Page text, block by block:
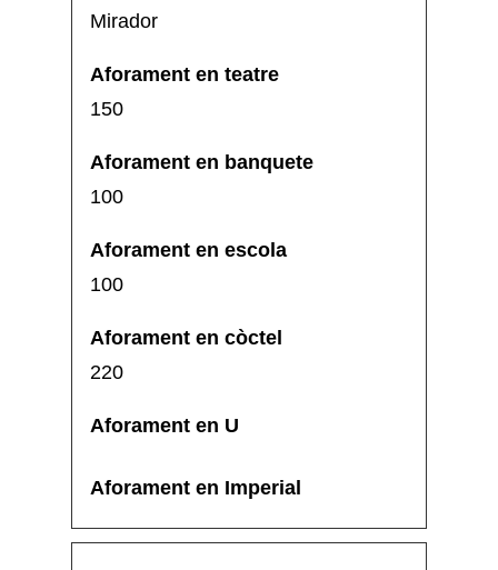
Mirador
150
100
100
220